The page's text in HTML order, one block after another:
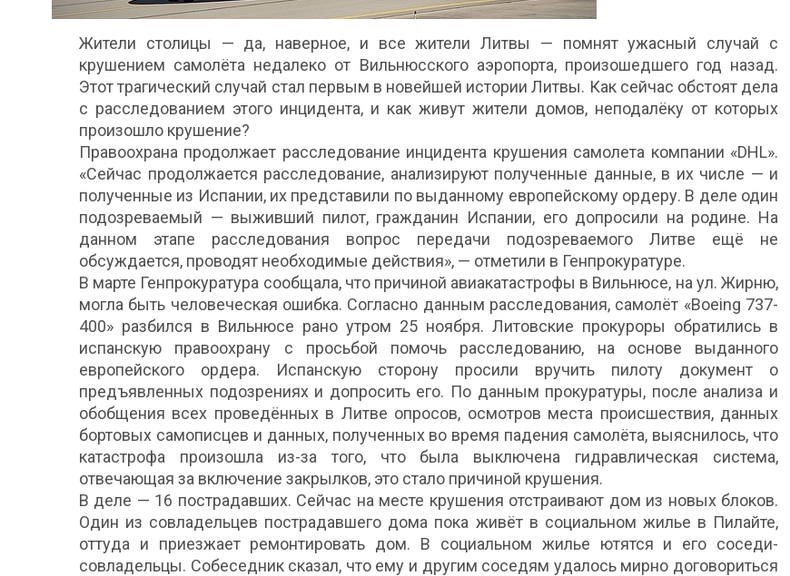
Жители столицы — да, наверное, и все жители Литвы — помнят ужасный случай с
крушением самолёта недалеко от Вильнюсского аэропорта, произошедшего год назад.
Этот трагический случай стал первым в новейшей истории Литвы. Как сейчас обстоят дела
с расследованием этого инцидента, и как живут жители домов, неподалёку от которых
произошло крушение?
Правоохрана продолжает расследование инцидента крушения самолета компании «DHL».
«Сейчас продолжается расследование, анализируют полученные данные, в их числе — и
полученные из Испании, их представили по выданному европейскому ордеру. В деле один
подозреваемый — выживший пилот, гражданин Испании, его допросили на родине. На
данном этапе расследования вопрос передачи подозреваемого Литве ещё не
обсуждается, проводят необходимые действия», — отметили в Генпрокуратуре.
В марте Генпрокуратура сообщала, что причиной авиакатастрофы в Вильнюсе, на ул. Жирню,
могла быть человеческая ошибка. Согласно данным расследования, самолёт «Boeing 737-
400» разбился в Вильнюсе рано утром 25 ноября. Литовские прокуроры обратились в
испанскую правоохрану с просьбой помочь расследованию, на основе выданного
европейского ордера. Испанскую сторону просили вручить пилоту документ о
предъявленных подозрениях и допросить его. По данным прокуратуры, после анализа и
обобщения всех проведённых в Литве опросов, осмотров места происшествия, данных
бортовых самописцев и данных, полученных во время падения самолёта, выяснилось, что
катастрофа произошла из-за того, что была выключена гидравлическая система,
отвечающая за включение закрылков, это стало причиной крушения.
В деле — 16 пострадавших. Сейчас на месте крушения отстраивают дом из новых блоков.
Один из совладельцев пострадавшего дома пока живёт в социальном жилье в Пилайте,
оттуда и приезжает ремонтировать дом. В социальном жилье ютятся и его соседи-
совладельцы. Собеседник сказал, что ему и другим соседям удалось мирно договориться